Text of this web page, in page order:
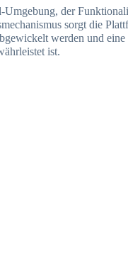
der
sorgt die
werden und
ist.